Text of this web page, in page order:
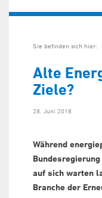
Sie befinden sich hier:
Alte
Ziele?
28. Juni 2018
Während
auf sich warten
Branche der